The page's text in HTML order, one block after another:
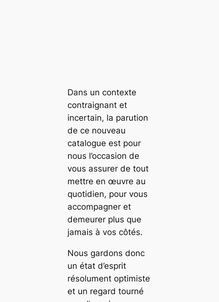
Dans un contexte
contraignant et
incertain, la parution
de ce nouveau
catalogue est pour
nous l’occasion de
vous assurer de tout
mettre en œuvre au
quotidien, pour vous
accompagner et
demeurer plus que
jamais à vos côtés.
Nous gardons donc
un état d’esprit
résolument optimiste
et un regard tourné